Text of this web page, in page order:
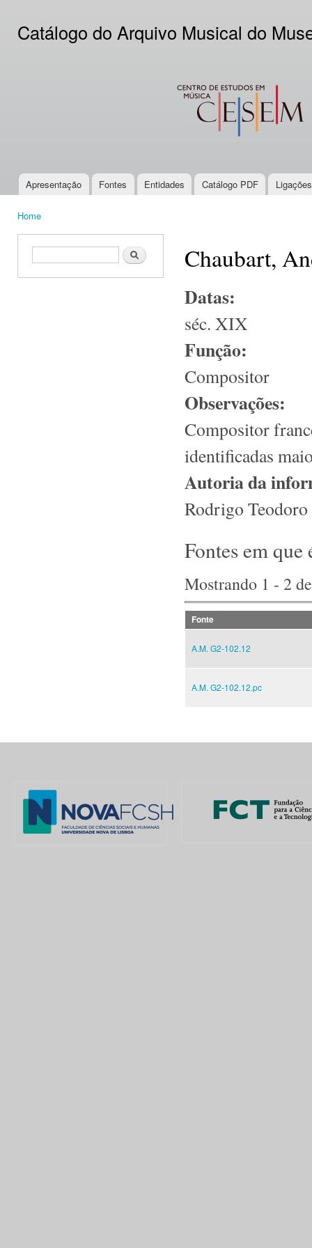
Catálogo do Arquivo Musical do
CESEM
Main menu
Apresentação Fontes Entidades Catálogo PDF
Home
Search form Search Chaubart,
Datas:
séc. XIX
Função:
Compositor
Observações:
Compositor
identificadas
Autoria da
Rodrigo Teodoro
Fontes em que
Mostrando 1 - 2
Fonte
A.M. G2-102.12
A.M. G2-102.12.pc